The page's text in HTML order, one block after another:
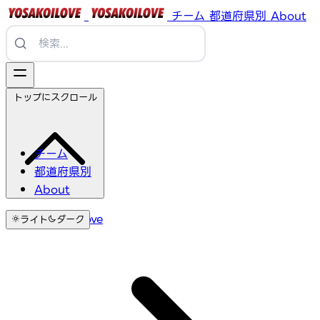
チーム 都道府県別 About
チーム
都道府県別
About
ライト ダーク
トップにスクロール
YosakoiLove